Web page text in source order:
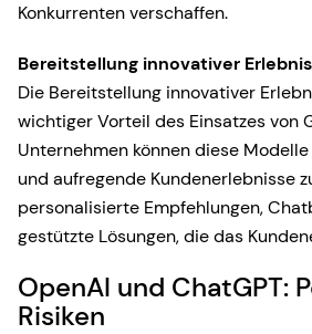
Konkurrenten verschaffen.
Bereitstellung innovativer
Die Bereitstellung innovativer
wichtiger Vorteil des Einsatzes von
Unternehmen können diese
und aufregende Kundenerlebnisse
personalisierte Empfehlungen,
gestützte Lösungen, die das
OpenAI und ChatGPT:
Risiken